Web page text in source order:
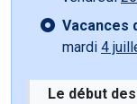
Vacances
mardi 4
Le début